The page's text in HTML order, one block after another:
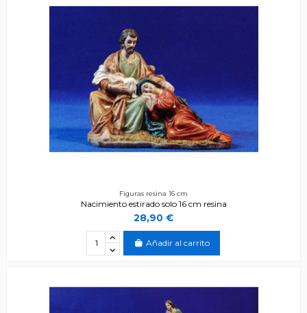
Figuras resina 16 cm
Nacimiento estirado solo 16 cm resina
28,90 €
Añadir al carrito